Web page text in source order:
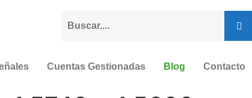
Cuentas Gestionadas Blog Contacto